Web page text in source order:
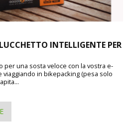
INTELLIGENTE PER
per una sosta veloce con la vostra e-
viaggiando in bikepacking (pesa solo